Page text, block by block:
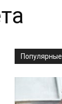
Популярные